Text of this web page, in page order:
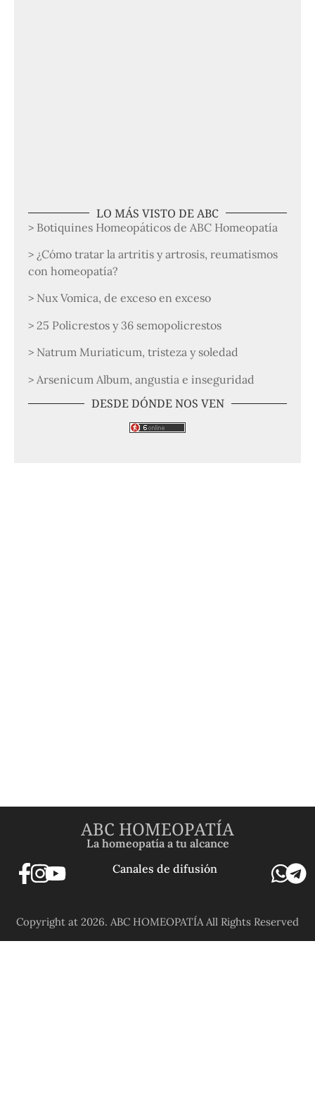
LO MÁS VISTO DE ABC
> Botiquines Homeopáticos de ABC Homeopatía
> ¿Cómo tratar la artritis y artrosis, reumatismos
con homeopatía?
> Nux Vomica, de exceso en exceso
> 25 Policrestos y 36 semopolicrestos
> Natrum Muriaticum, tristeza y soledad
> Arsenicum Album, angustia e inseguridad
DESDE DÓNDE NOS VEN
ABC HOMEOPATÍA
La homeopatía a tu alcance
Canales de difusión
Copyright at 2026. ABC HOMEOPATÍA All Rights Reserved